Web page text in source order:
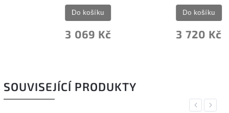
3 069 Kč
Do košíku
3 720 Kč
Do košíku
SOUVISEJÍCÍ PRODUKTY
Previous
Next